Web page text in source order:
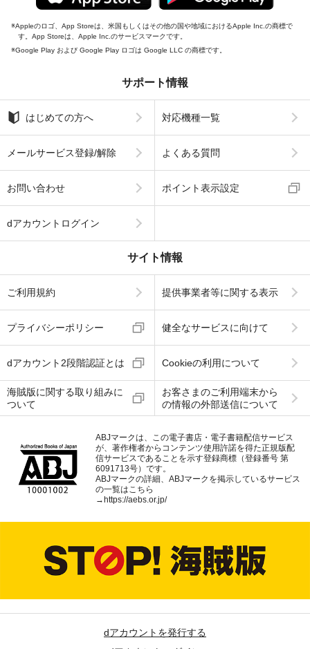
Appleのロゴ、App Storeは、米国もしくはその他の国や地域におけるApple Inc.の商標で
す。App Storeは、Apple Inc.のサービスマークです。
Google Play および Google Play ロゴは Google LLC の商標です。
サポート情報
はじめての方へ 対応機種一覧
メールサービス登録/解除 よくある質問
お問い合わせ ポイント表示設定
dアカウントログイン
サイト情報
ご利用規約 提供事業者等に関する表示
プライバシーポリシー 健全なサービスに向けて
dアカウント2段階認証とは Cookieの利用について
海賊版に関する取り組みに
ついて
お客さまのご利用端末から
の情報の外部送信について
ABJマークは、この電子書店・電子書籍配信サービス
が、著作権者からコンテンツ使用許諾を得た正規版配
信サービスであることを示す登録商標（登録番号 第
6091713号）です。
ABJマークの詳細、ABJマークを掲示しているサービス
の一覧はこちら
→ https://aebs.or.jp/
dアカウントを発行する